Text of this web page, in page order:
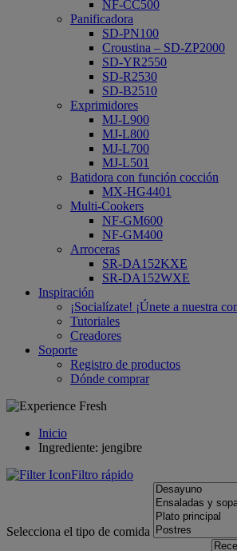
NF-CC500
Panificadora
SD-PN100
Croustina – SD-ZP2000
SD-YR2550
SD-R2530
SD-B2510
Exprimidores
MJ-L900
MJ-L800
MJ-L700
MJ-L501
Batidora con función cocción
MX-HG4401
Multi-Cookers
NF-GM600
NF-GM400
Arroceras
SR-DA152KXE
SR-DA152WXE
Inspiración
¡Socialízate! ¡Únete a nuestra
Tutoriales
Creadores
Soporte
Registro de productos
Dónde comprar
Inicio
Ingrediente: jengibre
Filtro rápido
Selecciona el tipo de comida